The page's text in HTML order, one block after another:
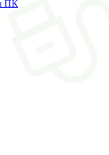
ПК